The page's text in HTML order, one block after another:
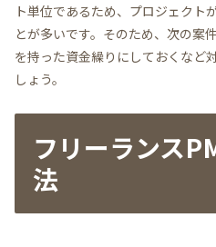
ト単位であるため、プロジェクト
とが多いです。そのため、次の案
を持った資金繰りにしておくなど
しょう。
フリーランス
法